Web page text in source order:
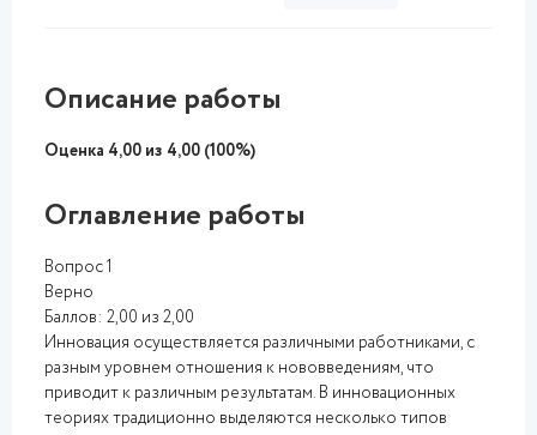
Описание работы
Оценка 4,00 из 4,00 (100%)
Оглавление работы
Вопрос 1
Верно
Баллов: 2,00 из 2,00
Инновация осуществляется различными работниками, с
разным уровнем отношения к нововведениям, что
приводит к различным результатам. В инновационных
теориях традиционно выделяются несколько типов